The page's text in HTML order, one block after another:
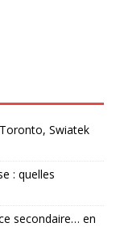
Swiatek
: quelles
secondaire… en